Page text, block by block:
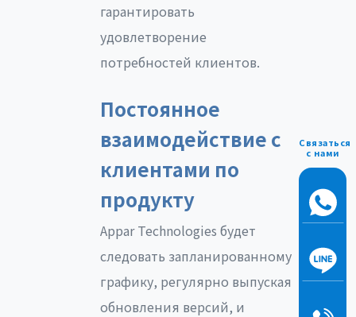
гарантировать
удовлетворение
потребностей клиентов.
Постоянное
взаимодействие с
клиентами по
продукту
Appar Technologies будет
следовать запланированному
графику, регулярно выпуская
обновления версий, и
Связаться
с нами